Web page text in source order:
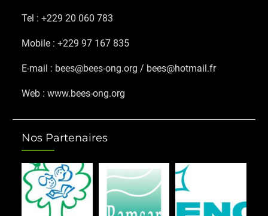
Tel : +229 20 060 783
Mobile : +229 97 167 835
E-mail : bees@bees-ong.org / bees@hotmail.fr
Web : www.bees-ong.org
Nos Partenaires